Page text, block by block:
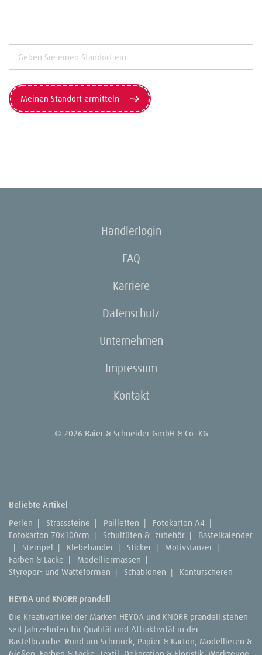
Meinen Standort ermitteln
Händlerlogin
FAQ
Karriere
Datenschutz
Unternehmen
Impressum
Kontakt
© 2026 Baier & Schneider GmbH & Co. KG
Beliebte Artikel
Perlen | Strasssteine | Pailletten | Fotokarton A4 |
Fotokarton 70x100cm | Schultüten & -zubehör |
Bastelkalender
|
Stempel | Klebebänder | Sticker | Motivstanzer |
Farben & Lacke | Modelliermassen |
Styropor- und Watteformen | Schablonen | Konturscheren
HEYDA und KNORR prandell
Die Kreativartikel der Marken HEYDA und KNORR prandell stehen
seit Jahrzehnten für Qualität und Attraktivität in der
Bastelbranche. Rund um Schmuck, Papier & Karton, Modellieren &